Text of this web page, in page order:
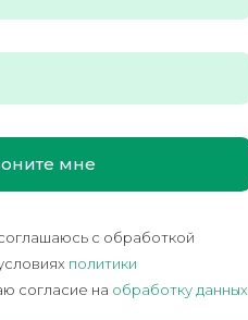
c обработкой
политики
согласие на обработку данных